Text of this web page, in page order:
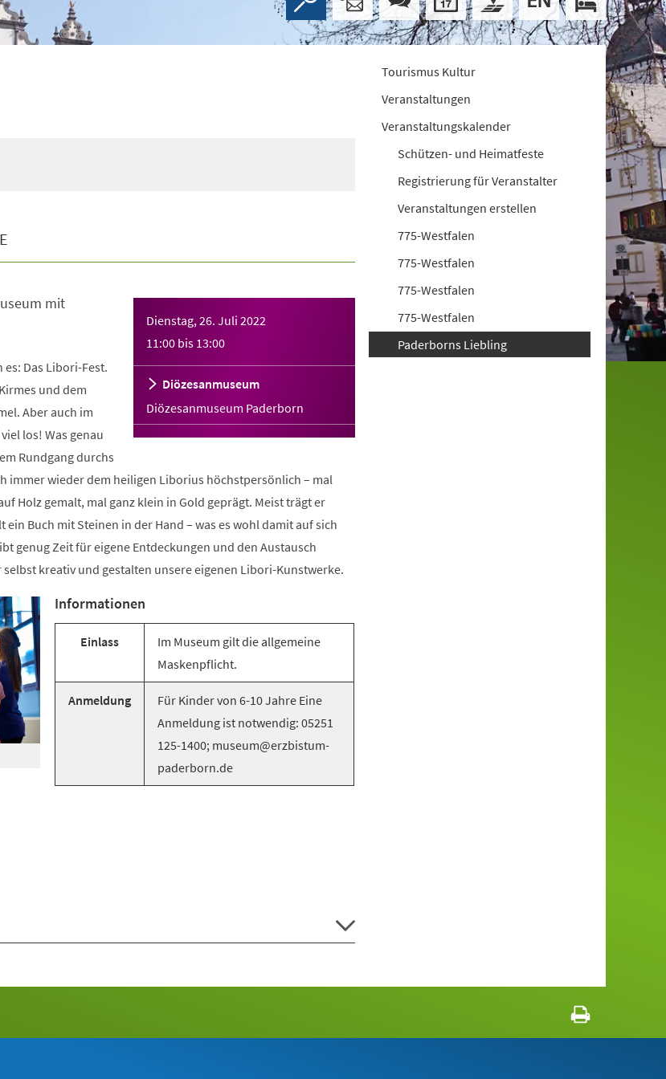
Dienstag, 26. Juli 2022
11:00 bis 13:00
Diözesanmuseum
Diözesanmuseum Paderborn
mit
Das Libori-Fest.
und dem
Aber auch im
los! Was genau
Rundgang durchs
immer wieder dem heiligen Liborius höchstpersönlich – mal
Holz gemalt, mal ganz klein in Gold geprägt. Meist trägt er
Buch mit Steinen in der Hand – was es wohl damit auf sich
genug Zeit für eigene Entdeckungen und den Austausch
kreativ und gestalten unsere eigenen Libori-Kunstwerke.
Informationen
Einlass
Im Museum gilt die allgemeine
Maskenpflicht.
Anmeldung
Für Kinder von 6-10 Jahre Eine
Anmeldung ist notwendig: 05251
125-1400; museum@erzbistum-
paderborn.de
Tourismus Kultur
Veranstaltungen
Veranstaltungskalender
Schützen- und Heimatfeste
Registrierung für Veranstalter
Veranstaltungen erstellen
775-Westfalen
775-Westfalen
775-Westfalen
775-Westfalen
Paderborns Liebling